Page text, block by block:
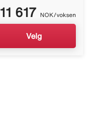
11 617 NOK/voksen
Velg